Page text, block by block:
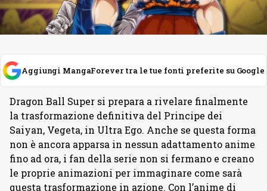
Aggiungi MangaForever tra le tue fonti preferite su Google
Dragon Ball Super si prepara a rivelare finalmente
la trasformazione definitiva del Principe dei
Saiyan, Vegeta, in Ultra Ego. Anche se questa forma
non è ancora apparsa in nessun adattamento anime
fino ad ora, i fan della serie non si fermano e creano
le proprie animazioni per immaginare come sarà
questa trasformazione in azione. Con l’anime di